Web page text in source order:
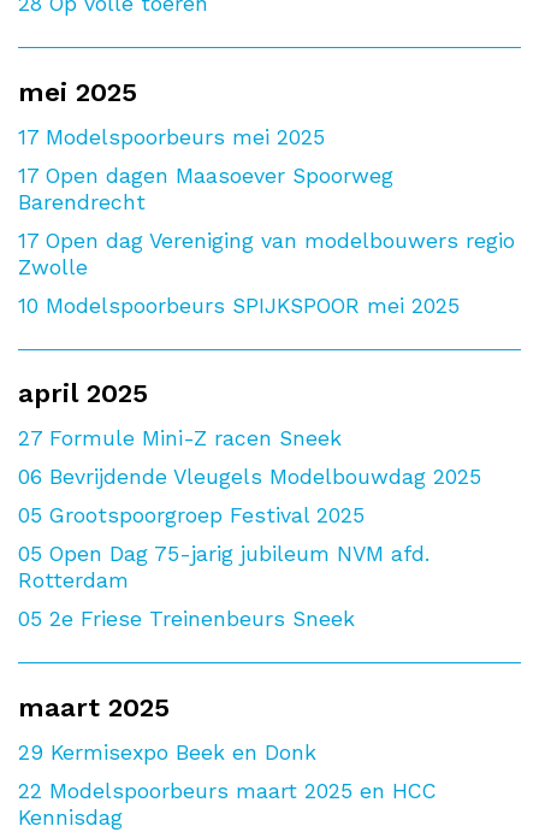
mei 2025
17 Modelspoorbeurs mei 2025
17 Open dagen Maasoever Spoorweg
Barendrecht
17 Open dag Vereniging van modelbouwers regio
Zwolle
10 Modelspoorbeurs SPIJKSPOOR mei 2025
april 2025
27 Formule Mini-Z racen Sneek
06 Bevrijdende Vleugels Modelbouwdag 2025
05 Grootspoorgroep Festival 2025
05 Open Dag 75-jarig jubileum NVM afd.
Rotterdam
05 2e Friese Treinenbeurs Sneek
maart 2025
29 Kermisexpo Beek en Donk
22 Modelspoorbeurs maart 2025 en HCC
Kennisdag